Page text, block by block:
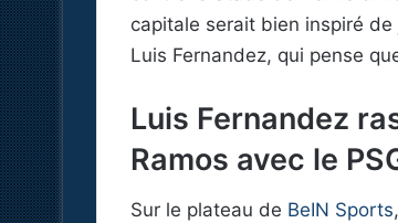
capitale serait bien inspiré de
Luis Fernandez, qui pense
Luis Fernandez
Ramos avec le
Sur le plateau de BeIN Sports